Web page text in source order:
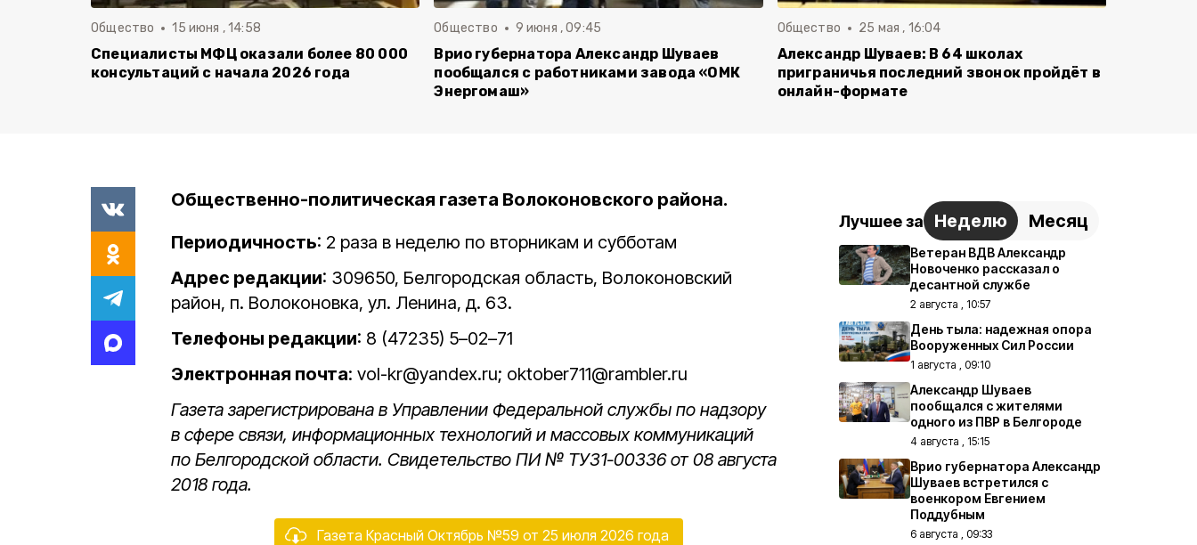
Общество 15 июня , 14:58
Специалисты МФЦ оказали более 80 000
консультаций с начала 2026 года
Общество 9 июня , 09:45
Врио губернатора Александр Шуваев
пообщался с работниками завода «ОМК
Энергомаш»
Общество 25 мая , 16:04
Александр Шуваев: В 64 школах
приграничья последний звонок пройдёт в
онлайн-формате
Общественно-политическая газета Волоконовского района.
Периодичность: 2 раза в неделю по вторникам и субботам
Адрес редакции: 309650, Белгородская область, Волоконовский
район, п. Волоконовка, ул. Ленина, д. 63.
Телефоны редакции: 8 (47235) 5–02–71
Электронная почта: vol-kr@yandex.ru; oktober711@rambler.ru
Газета зарегистрирована в Управлении Федеральной службы по надзору
в сфере связи, информационных технологий и массовых коммуникаций
по Белгородской области. Свидетельство ПИ № ТУ31-00336 от 08 августа
2018 года.
Газета Красный Октябрь №59 от 25 июля 2026 года
Лучшее за Неделю Месяц
Ветеран ВДВ Александр
Новоченко рассказал о
десантной службе
2 августа , 10:57
День тыла: надежная опора
Вооруженных Сил России
1 августа , 09:10
Александр Шуваев
пообщался с жителями
одного из ПВР в Белгороде
4 августа , 15:15
Врио губернатора Александр
Шуваев встретился с
военкором Евгением
Поддубным
6 августа , 09:33